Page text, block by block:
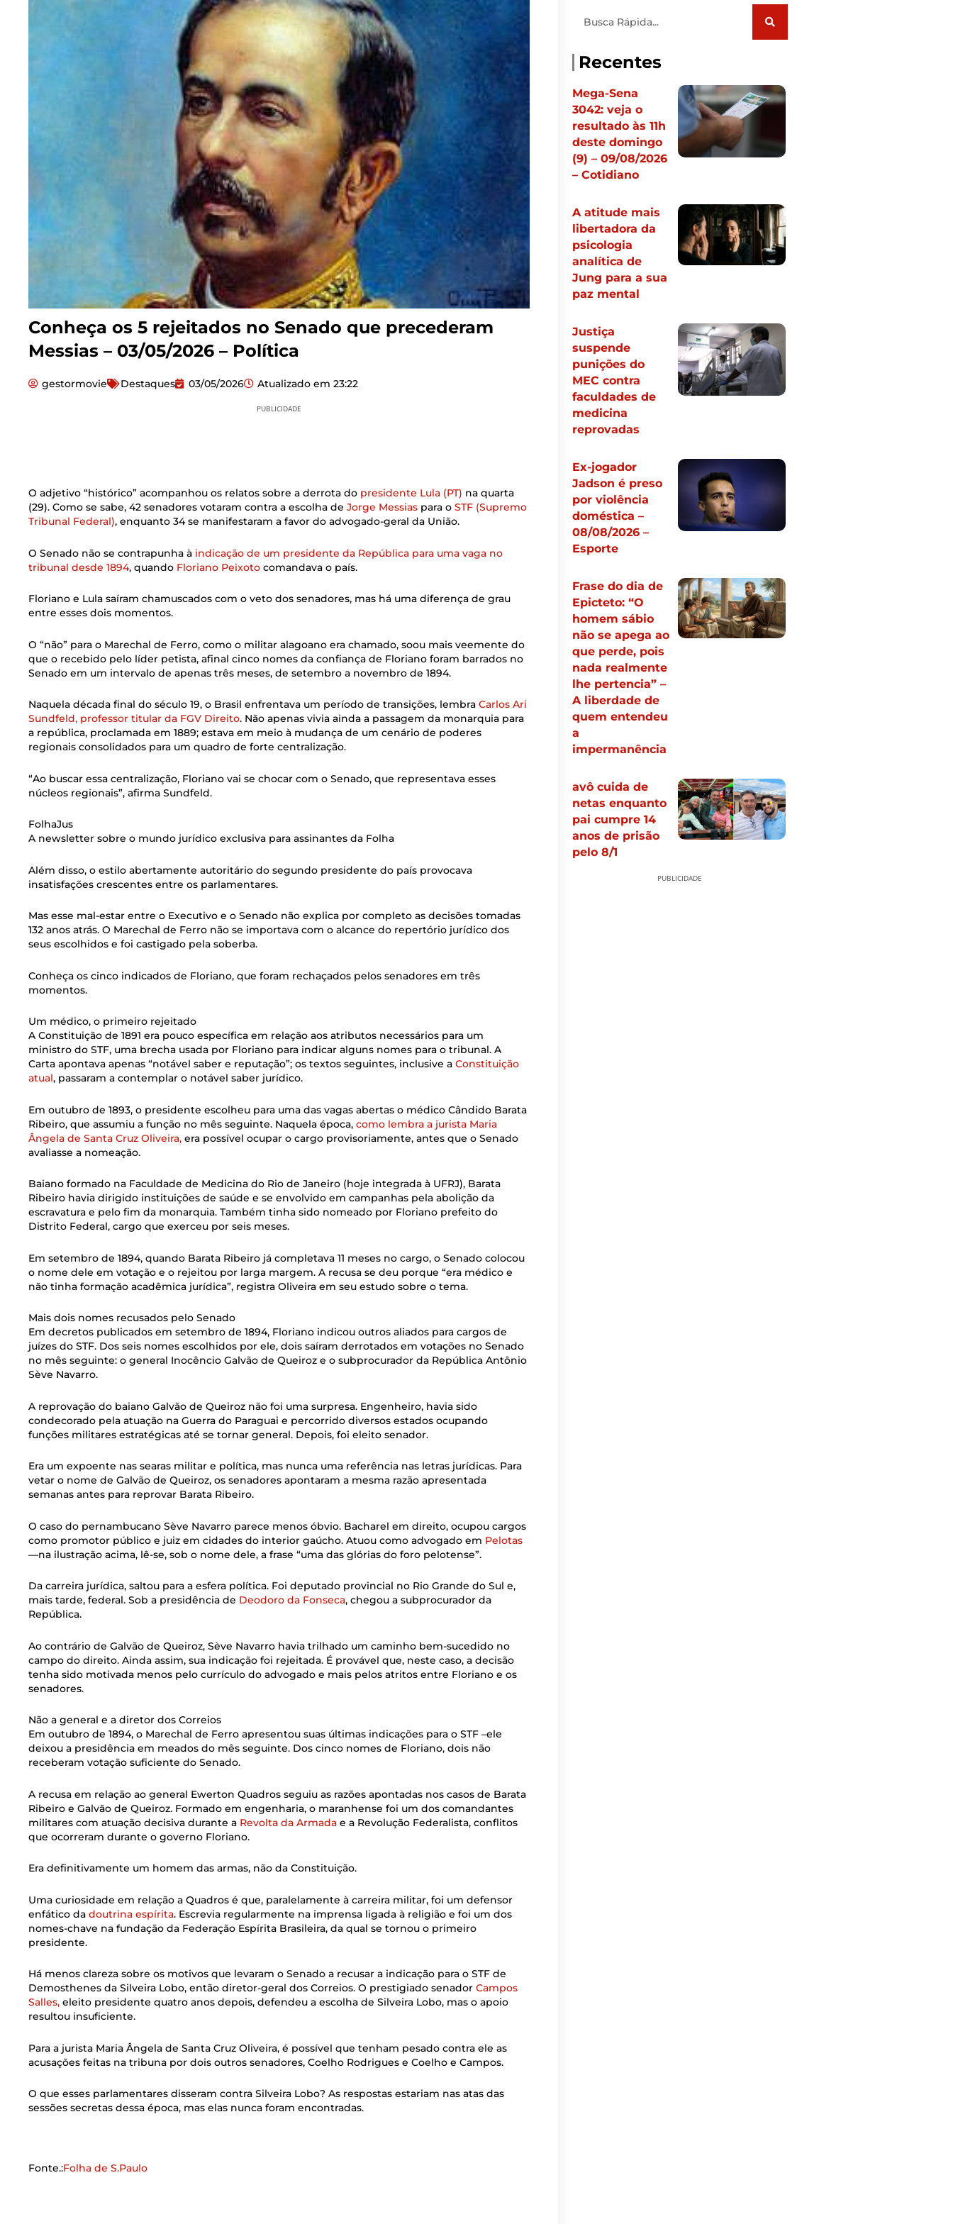
Conheça os 5 rejeitados no Senado que precederam
Messias – 03/05/2026 – Política
gestormovie Destaques 03/05/2026 Atualizado em 23:22
PUBLICIDADE
O adjetivo “histórico” acompanhou os relatos sobre a derrota do presidente Lula (PT) na quarta
(29). Como se sabe, 42 senadores votaram contra a escolha de Jorge Messias para o STF (Supremo
Tribunal Federal), enquanto 34 se manifestaram a favor do advogado-geral da União.
O Senado não se contrapunha à indicação de um presidente da República para uma vaga no
tribunal desde 1894, quando Floriano Peixoto comandava o país.
Floriano e Lula saíram chamuscados com o veto dos senadores, mas há uma diferença de grau
entre esses dois momentos.
O “não” para o Marechal de Ferro, como o militar alagoano era chamado, soou mais veemente do
que o recebido pelo líder petista, afinal cinco nomes da confiança de Floriano foram barrados no
Senado em um intervalo de apenas três meses, de setembro a novembro de 1894.
Naquela década final do século 19, o Brasil enfrentava um período de transições, lembra Carlos Ari
Sundfeld, professor titular da FGV Direito. Não apenas vivia ainda a passagem da monarquia para
a república, proclamada em 1889; estava em meio à mudança de um cenário de poderes
regionais consolidados para um quadro de forte centralização.
“Ao buscar essa centralização, Floriano vai se chocar com o Senado, que representava esses
núcleos regionais”, afirma Sundfeld.
FolhaJus
A newsletter sobre o mundo jurídico exclusiva para assinantes da Folha
Além disso, o estilo abertamente autoritário do segundo presidente do país provocava
insatisfações crescentes entre os parlamentares.
Mas esse mal-estar entre o Executivo e o Senado não explica por completo as decisões tomadas
132 anos atrás. O Marechal de Ferro não se importava com o alcance do repertório jurídico dos
seus escolhidos e foi castigado pela soberba.
Conheça os cinco indicados de Floriano, que foram rechaçados pelos senadores em três
momentos.
Um médico, o primeiro rejeitado
A Constituição de 1891 era pouco específica em relação aos atributos necessários para um
ministro do STF, uma brecha usada por Floriano para indicar alguns nomes para o tribunal. A
Carta apontava apenas “notável saber e reputação”; os textos seguintes, inclusive a Constituição
atual, passaram a contemplar o notável saber jurídico.
Em outubro de 1893, o presidente escolheu para uma das vagas abertas o médico Cândido Barata
Ribeiro, que assumiu a função no mês seguinte. Naquela época, como lembra a jurista Maria
Ângela de Santa Cruz Oliveira, era possível ocupar o cargo provisoriamente, antes que o Senado
avaliasse a nomeação.
Baiano formado na Faculdade de Medicina do Rio de Janeiro (hoje integrada à UFRJ), Barata
Ribeiro havia dirigido instituições de saúde e se envolvido em campanhas pela abolição da
escravatura e pelo fim da monarquia. Também tinha sido nomeado por Floriano prefeito do
Distrito Federal, cargo que exerceu por seis meses.
Em setembro de 1894, quando Barata Ribeiro já completava 11 meses no cargo, o Senado colocou
o nome dele em votação e o rejeitou por larga margem. A recusa se deu porque “era médico e
não tinha formação acadêmica jurídica”, registra Oliveira em seu estudo sobre o tema.
Mais dois nomes recusados pelo Senado
Em decretos publicados em setembro de 1894, Floriano indicou outros aliados para cargos de
juízes do STF. Dos seis nomes escolhidos por ele, dois saíram derrotados em votações no Senado
no mês seguinte: o general Inocêncio Galvão de Queiroz e o subprocurador da República Antônio
Sève Navarro.
A reprovação do baiano Galvão de Queiroz não foi uma surpresa. Engenheiro, havia sido
condecorado pela atuação na Guerra do Paraguai e percorrido diversos estados ocupando
funções militares estratégicas até se tornar general. Depois, foi eleito senador.
Era um expoente nas searas militar e política, mas nunca uma referência nas letras jurídicas. Para
vetar o nome de Galvão de Queiroz, os senadores apontaram a mesma razão apresentada
semanas antes para reprovar Barata Ribeiro.
O caso do pernambucano Sève Navarro parece menos óbvio. Bacharel em direito, ocupou cargos
como promotor público e juiz em cidades do interior gaúcho. Atuou como advogado em Pelotas
—na ilustração acima, lê-se, sob o nome dele, a frase “uma das glórias do foro pelotense”.
Da carreira jurídica, saltou para a esfera política. Foi deputado provincial no Rio Grande do Sul e,
mais tarde, federal. Sob a presidência de Deodoro da Fonseca, chegou a subprocurador da
República.
Ao contrário de Galvão de Queiroz, Sève Navarro havia trilhado um caminho bem-sucedido no
campo do direito. Ainda assim, sua indicação foi rejeitada. É provável que, neste caso, a decisão
tenha sido motivada menos pelo currículo do advogado e mais pelos atritos entre Floriano e os
senadores.
Não a general e a diretor dos Correios
Em outubro de 1894, o Marechal de Ferro apresentou suas últimas indicações para o STF –ele
deixou a presidência em meados do mês seguinte. Dos cinco nomes de Floriano, dois não
receberam votação suficiente do Senado.
A recusa em relação ao general Ewerton Quadros seguiu as razões apontadas nos casos de Barata
Ribeiro e Galvão de Queiroz. Formado em engenharia, o maranhense foi um dos comandantes
militares com atuação decisiva durante a Revolta da Armada e a Revolução Federalista, conflitos
que ocorreram durante o governo Floriano.
Era definitivamente um homem das armas, não da Constituição.
Uma curiosidade em relação a Quadros é que, paralelamente à carreira militar, foi um defensor
enfático da doutrina espírita. Escrevia regularmente na imprensa ligada à religião e foi um dos
nomes-chave na fundação da Federação Espírita Brasileira, da qual se tornou o primeiro
presidente.
Há menos clareza sobre os motivos que levaram o Senado a recusar a indicação para o STF de
Demosthenes da Silveira Lobo, então diretor-geral dos Correios. O prestigiado senador Campos
Salles, eleito presidente quatro anos depois, defendeu a escolha de Silveira Lobo, mas o apoio
resultou insuficiente.
Para a jurista Maria Ângela de Santa Cruz Oliveira, é possível que tenham pesado contra ele as
acusações feitas na tribuna por dois outros senadores, Coelho Rodrigues e Coelho e Campos.
O que esses parlamentares disseram contra Silveira Lobo? As respostas estariam nas atas das
sessões secretas dessa época, mas elas nunca foram encontradas.
Fonte.:Folha de S.Paulo
Recentes
Mega-Sena
3042: veja o
resultado às 11h
deste domingo
(9) – 09/08/2026
– Cotidiano
A atitude mais
libertadora da
psicologia
analítica de
Jung para a sua
paz mental
Justiça
suspende
punições do
MEC contra
faculdades de
medicina
reprovadas
Ex-jogador
Jadson é preso
por violência
doméstica –
08/08/2026 –
Esporte
Frase do dia de
Epicteto: “O
homem sábio
não se apega ao
que perde, pois
nada realmente
lhe pertencia” –
A liberdade de
quem entendeu
a
impermanência
avô cuida de
netas enquanto
pai cumpre 14
anos de prisão
pelo 8/1
PUBLICIDADE